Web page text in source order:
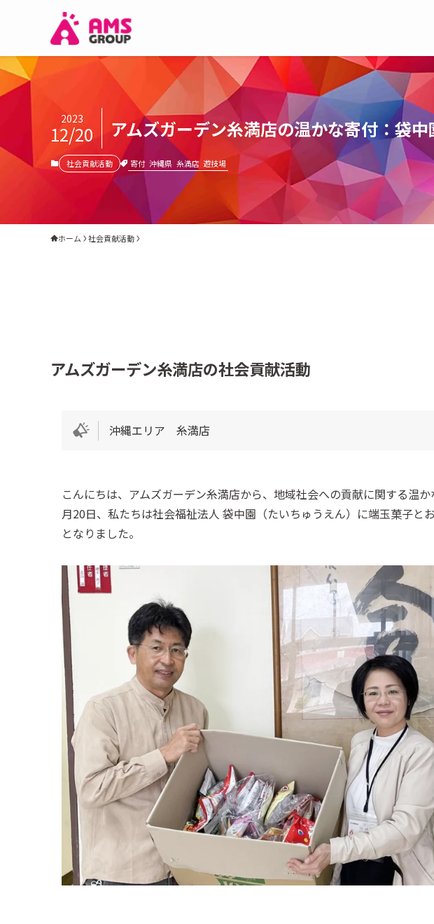
アムズガーデン糸満店の温かな寄付：袋
2023
12/20
社会貢献活動 寄付 沖縄県 糸満店 遊技場
ホーム 社会貢献活動
アムズガーデン糸満店の社会貢献活動
沖縄エリア 糸満店
こんにちは、アムズガーデン糸満店から、地域社会への貢献に関する温
月20日、私たちは社会福祉法人 袋中園（たいちゅうえん）に端玉菓子と
となりました。